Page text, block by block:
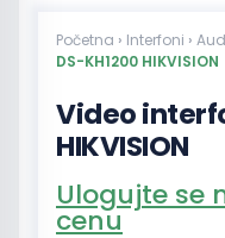
Početna › Interfoni ›
DS-KH1200 HIKVISION
Video
HIKVISION
Ulogujte se
cenu